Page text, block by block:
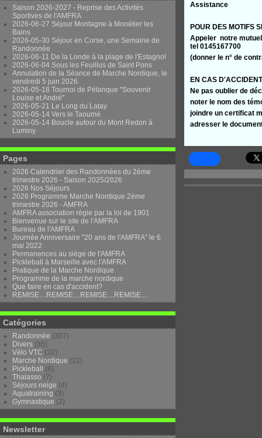
Saison 2026-2027 - Reprise des Activités
Sportives de l'AMFRA
2026-06-27 Séjour Montagne à Monétier les
Bains
2026-05-30 Séjour en Corse, une Semaine de
Randonnée
2026-06-11 De la Londe à la plage de l'Estagnol
2026-06-04 Sous les Feuillus de Saint Pons
Annulation de la Séance de Marche Nordique, le
vendredi 5 juin 2026.
2026-05-18 Tournoi de Pétanque "Souvenir
Louise et André"
2026-05-21 Le Long du Latay
2026-05-14 Vers le Taoumé
2026-05-14 Boucle autour du Mont Redon à
Luminy
Pages
2026 Calendrier des Randonnées du 2ème
trimestre 2026 - Saison 2025/2026
2026 Nos Séjours
2026 Programme Marche Nordique 2ème
trimestre 2026 - AMFRA
AMFRA association régie par la loi de 1901
Bienvenue sur le site de l'AMFRA
Bureau de l'AMFRA
Journée Anniversaire "20 ans de l'AMFRA" le 6
mai 2022
Permanences au siège de l'AMFRA
Pickleball à Marseille avec l'AMFRA
Pratique de la Marche Nordique
Programme de la marche nordique
Que faire en cas d'accident?
REMISE....REMISE....REMISE....REMISE....
Catégories
Randonnée (307)
Divers (35)
Vélo VTC (32)
Marche Nordique (22)
Pickleball
(8)
Thalasso (7)
Séjours neige (4)
Aquatraining (3)
Gymnastique (2)
Newsletter
Assistance
POUR DES MOTIFS
Appeler notre
tel 0145167700
(donner le n° de
EN CAS D'ACCIDENT
Ne pas oublier de
noter le nom des
joindre un certificat
adresser le